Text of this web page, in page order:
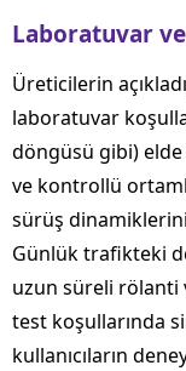
Laboratuvar
Üreticilerin
laboratuvar
döngüsü gibi)
ve kontrollü
sürüş
Günlük trafikteki
uzun süreli rölanti
test koşullarında
kullanıcıların